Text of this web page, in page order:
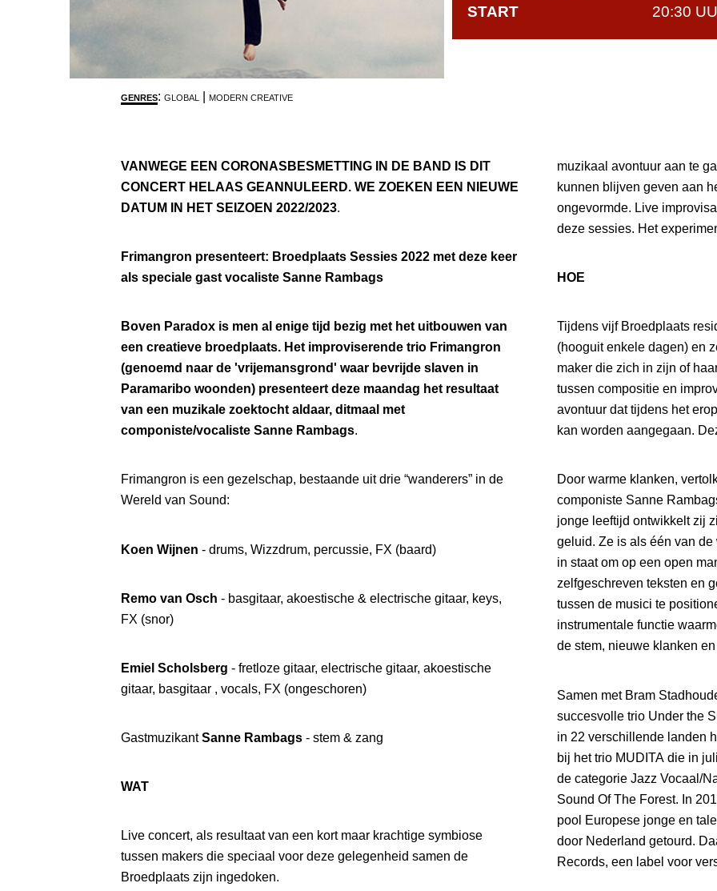
START
20:30
GENRES: GLOBAL MODERN CREATIVE
VANWEGE EEN CORONASBESMETTING IN DE BAND IS DIT
CONCERT HELAAS GEANNULEERD. WE ZOEKEN EEN NIEUWE
DATUM IN HET SEIZOEN 2022/2023.
Frimangron presenteert: Broedplaats Sessies 2022 met deze keer
als speciale gast vocaliste Sanne Rambags
Boven Paradox is men al enige tijd bezig met het uitbouwen van
een creatieve broedplaats. Het improviserende trio Frimangron
(genoemd naar de 'vrijemansgrond' waar bevrijde slaven in
Paramaribo woonden) presenteert deze maandag het resultaat
van een muzikale zoektocht aldaar, ditmaal met
componiste/vocaliste Sanne Rambags.
Frimangron is een gezelschap, bestaande uit drie “wanderers” in de
Wereld van Sound:
Koen Wijnen - drums, Wizzdrum, percussie, FX (baard)
Remo van Osch - basgitaar, akoestische & electrische gitaar, keys,
FX (snor)
Emiel Scholsberg - fretloze gitaar, electrische gitaar, akoestische
gitaar, basgitaar , vocals, FX (ongeschoren)
GastmuzikantSanne Rambags - stem & zang
WAT
Live concert, als resultaat van een kort maar krachtige symbiose
tussen makers die speciaal voor deze gelegenheid samen de
Broedplaats zijn ingedoken.
muzikaal avontuur aan te
kunnen blijven geven aan
ongevormde. Live
deze sessies. Het
HOE
Tijdens vijf Broedplaats
(hooguit enkele dagen) en
maker die zich in zijn of
tussen compositie en
avontuur dat tijdens het
kan worden aangegaan.
Door warme klanken,
componiste Sanne
jonge leeftijd ontwikkelt zij
geluid. Ze is als één van
in staat om op een open
zelfgeschreven teksten en
tussen de musici te
instrumentale functie
de stem, nieuwe klanken
Samen met Bram
succesvolle trio Under the
in 22 verschillende landen
bij het trio MUDITA die in
de categorie Jazz Vocaal/
Sound Of The Forest. In
pool Europese jonge en
door Nederland getourd.
Records, een label voor